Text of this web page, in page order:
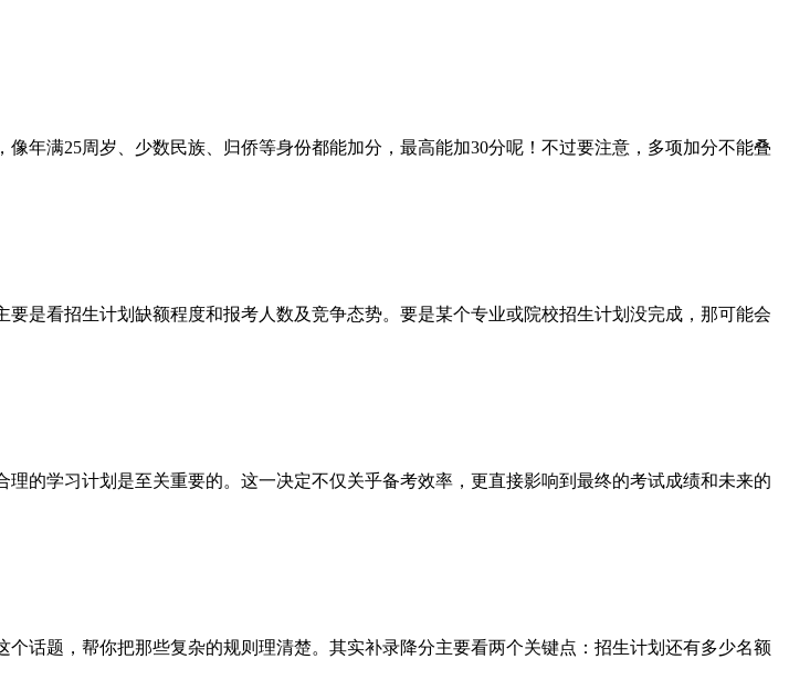
满25周岁、少数民族、归侨等身份都能加分，最高能加30分呢！不过要注意，多项加分不能叠
看招生计划缺额程度和报考人数及竞争态势。要是某个专业或院校招生计划没完成，那可能会
的学习计划是至关重要的。这一决定不仅关乎备考效率，更直接影响到最终的考试成绩和未来的
话题，帮你把那些复杂的规则理清楚。其实补录降分主要看两个关键点：招生计划还有多少名额